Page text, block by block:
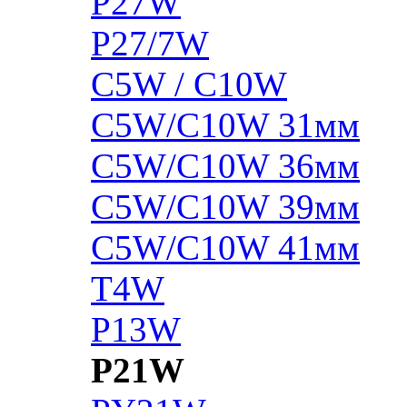
P27/7W
C5W / C10W
C5W/C10W 31мм
C5W/C10W 36мм
C5W/C10W 39мм
C5W/C10W 41мм
T4W
P13W
P21W